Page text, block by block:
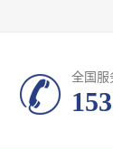
全国服